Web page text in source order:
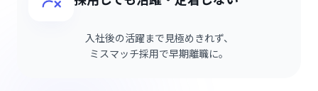
入社後の活躍まで見極めきれず、
ミスマッチ採用で早期離職に。